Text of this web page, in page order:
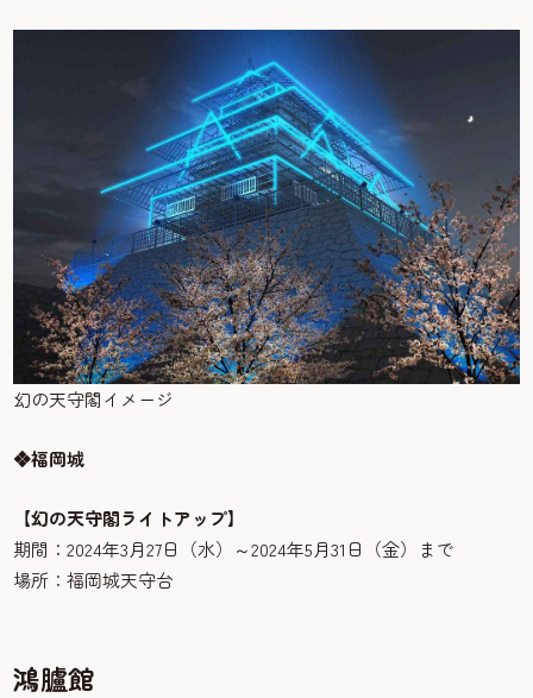
幻の天守閣イメージ
❖福岡城
【幻の天守閣ライトアップ】
期間：2024年3月27日（水）～2024年5月31日（金）まで
場所：福岡城天守台
鴻臚館